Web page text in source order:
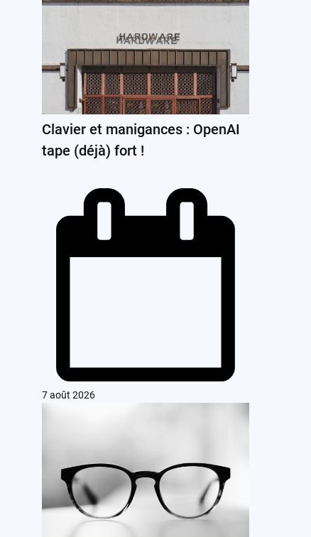
Clavier et manigances : OpenAI
tape (déjà) fort !
7 août 2026